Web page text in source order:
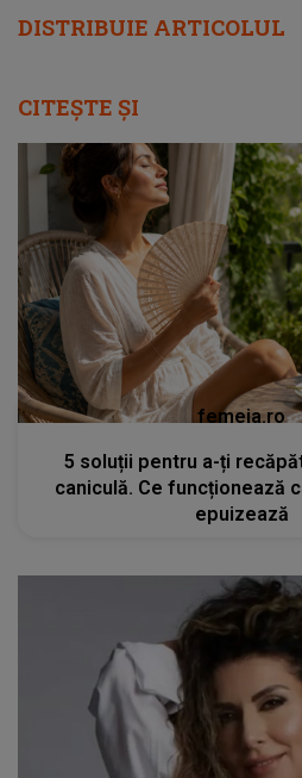
DISTRIBUIE ARTICOLUL
CITEȘTE ȘI
femeia.ro
5 soluții pentru a-ți
caniculă. Ce funcționează
epuizează